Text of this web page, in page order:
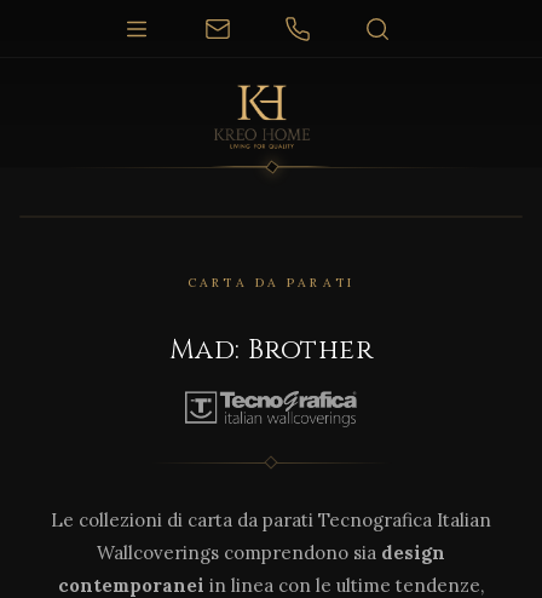
CARTA DA PARATI
Mad: Brother
Le collezioni di carta da parati Tecnografica Italian
Wallcoverings comprendono sia design
contemporanei in linea con le ultime tendenze,